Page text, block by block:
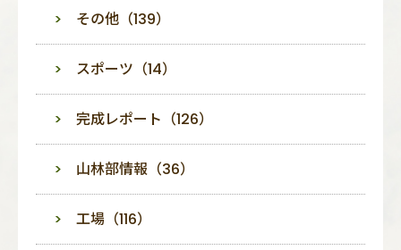
その他（139）
スポーツ（14）
完成レポート（126）
山林部情報（36）
工場（116）